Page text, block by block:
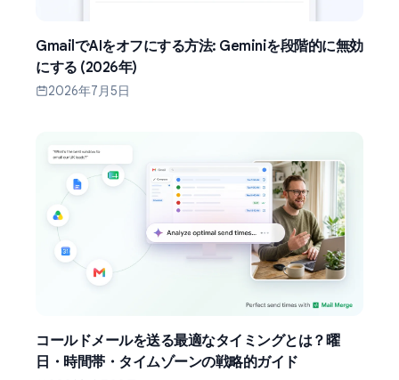
GmailでAIをオフにする方法: Geminiを段階的に無効
にする (2026年)
2026年7月5日
コールドメールを送る最適なタイミングとは？曜
日・時間帯・タイムゾーンの戦略的ガイド